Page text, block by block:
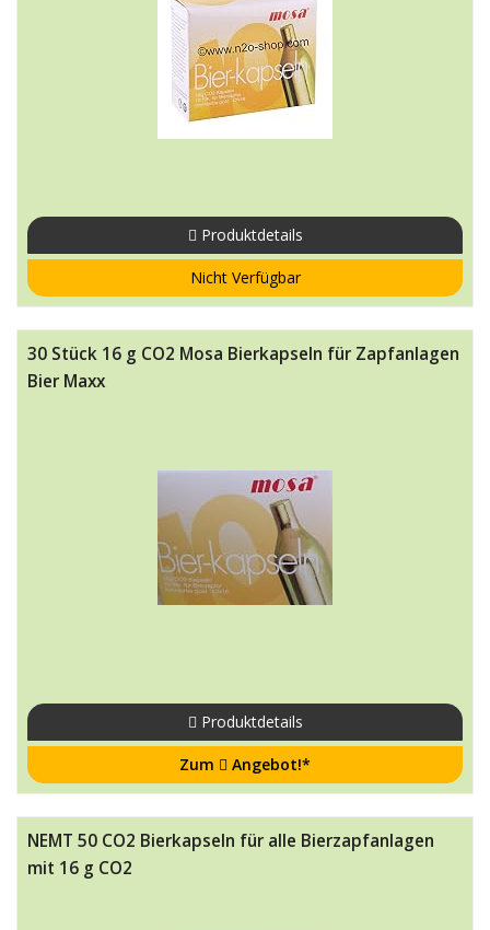
Produktdetails
Nicht Verfügbar
30 Stück 16 g CO2 Mosa Bierkapseln für Zapfanlagen
Bier Maxx
Produktdetails
Zum Angebot!*
NEMT 50 CO2 Bierkapseln für alle Bierzapfanlagen
mit 16 g CO2